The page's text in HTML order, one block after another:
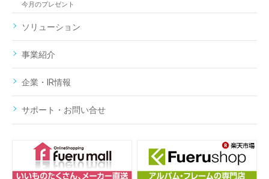
今月のプレゼント
ソリューション
事業紹介
企業・IR情報
サポート・お問い合せ